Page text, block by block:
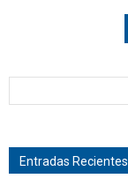
Entradas Recientes